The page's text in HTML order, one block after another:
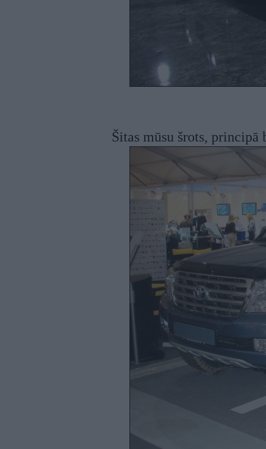
Šitas mūsu šrots, principā